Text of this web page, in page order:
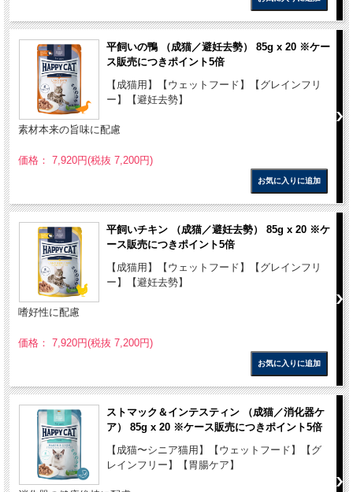
平飼いの鴨 （成猫／避妊去勢） 85g x 20 ※ケー
ス販売につきポイント5倍
【成猫用】【ウェットフード】【グレインフリ
ー】【避妊去勢】
素材本来の旨味に配慮
価格： 7,920円(税抜 7,200円)
平飼いチキン （成猫／避妊去勢） 85g x 20 ※ケ
ース販売につきポイント5倍
【成猫用】【ウェットフード】【グレインフリ
ー】【避妊去勢】
嗜好性に配慮
価格： 7,920円(税抜 7,200円)
ストマック＆インテスティン （成猫／消化器ケ
ア） 85g x 20 ※ケース販売につきポイント5倍
【成猫〜シニア猫用】【ウェットフード】【グ
レインフリー】【胃腸ケア】